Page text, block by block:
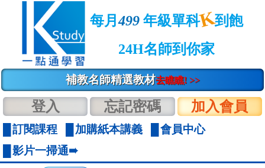
每月499年級單科K到飽
24H名師到你家
補教名師精選教材去瞧瞧! >>
登入 忘記密碼 加入會員
訂閱課程 加購紙本講義
會員中心
影片一掃通➠